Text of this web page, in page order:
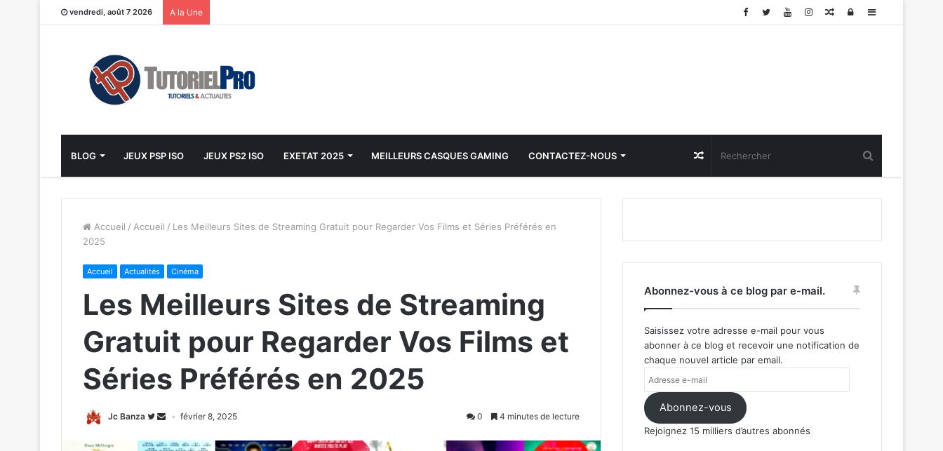
vendredi, août 7 2026 A la Une Sidebar
Connexion
Article
BLOG JEUX PSP ISO JEUX PS2 ISO EXETAT 2025 MEILLEURS CASQUES GAMING CONTACTEZ-NOUS Article
Aléatoire
Accueil / Accueil / Les Meilleurs Sites de Streaming Gratuit pour Regarder Vos Films et Séries Préférés en
2025
Accueil Actualités Cinéma
Les Meilleurs Sites de Streaming
Gratuit pour Regarder Vos Films et
Séries Préférés en 2025
Jc Banza février 8, 2025 0 4 minutes de lecture
Abonnez-vous à ce blog par e-mail.
Saisissez votre adresse e-mail pour vous
abonner à ce blog et recevoir une notification de
chaque nouvel article par email.
Adresse
e-
mail Abonnez-vous
Rejoignez 15 milliers d’autres abonnés